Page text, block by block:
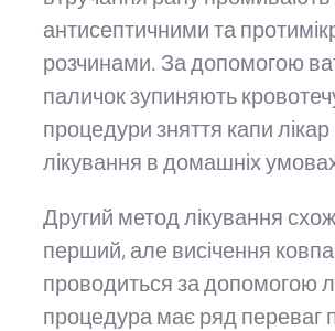
антисептичними та
розчинами. За допомогою
паличок зупиняють
процедури зняття капи
лікування в домашніх
Другий метод лікування
перший, але висічення
проводиться за допомогою
процедура має ряд переваг